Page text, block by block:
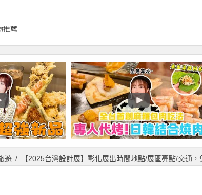
推薦
遊 【2025台灣設計展】彰化展出時間地點/展區亮點/交通，